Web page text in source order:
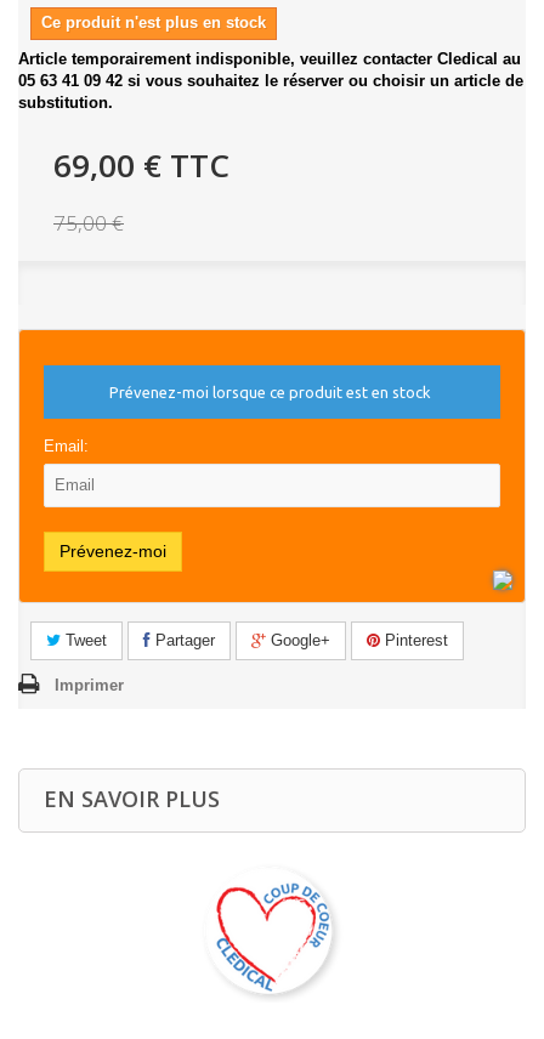
Ce produit n'est plus en stock
Article temporairement indisponible, veuillez contacter Cledical au
05 63 41 09 42 si vous souhaitez le réserver ou choisir un article de
substitution.
69,00 € TTC
75,00 €
Prévenez-moi lorsque ce produit est en stock
Email:
Prévenez-moi
Tweet Partager Google+ Pinterest
Imprimer
EN SAVOIR PLUS